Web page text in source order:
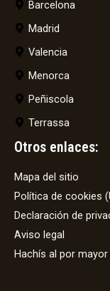
Barcelona
Madrid
Valencia
Menorca
Peñiscola
Terrassa
Otros enlaces:
Mapa del sitio
Política de cookies
Declaración de
Aviso legal
Hachís al por mayor